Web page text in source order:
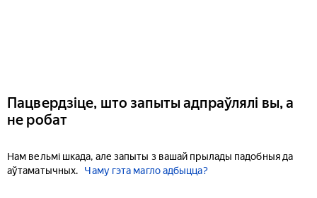
Пацвердзіце, што запыты адпраўлялі вы, а
не робат
Нам вельмі шкада, але запыты з вашай прылады падобныя да
аўтаматычных.
Чаму гэта магло адбыцца?